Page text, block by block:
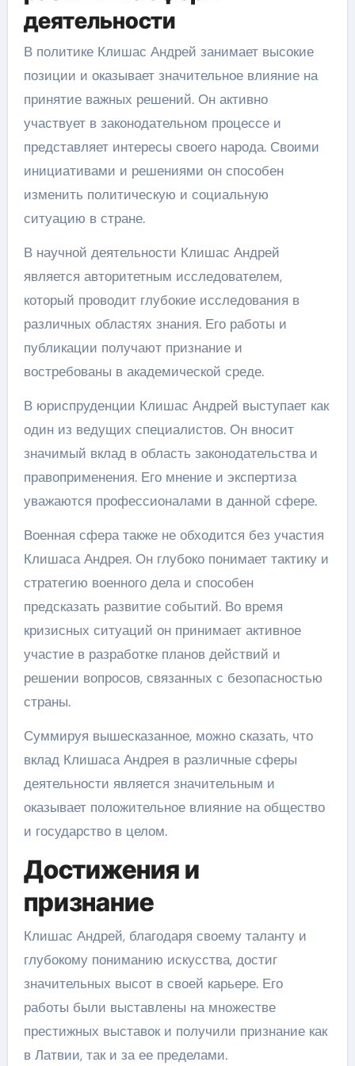
деятельности
В политике Клишас Андрей занимает высокие
позиции и оказывает значительное влияние на
принятие важных решений. Он активно
участвует в законодательном процессе и
представляет интересы своего народа. Своими
инициативами и решениями он способен
изменить политическую и социальную
ситуацию в стране.
В научной деятельности Клишас Андрей
является авторитетным исследователем,
который проводит глубокие исследования в
различных областях знания. Его работы и
публикации получают признание и
востребованы в академической среде.
В юриспруденции Клишас Андрей выступает как
один из ведущих специалистов. Он вносит
значимый вклад в область законодательства и
правоприменения. Его мнение и экспертиза
уважаются профессионалами в данной сфере.
Военная сфера также не обходится без участия
Клишаса Андрея. Он глубоко понимает тактику и
стратегию военного дела и способен
предсказать развитие событий. Во время
кризисных ситуаций он принимает активное
участие в разработке планов действий и
решении вопросов, связанных с безопасностью
страны.
Суммируя вышесказанное, можно сказать, что
вклад Клишаса Андрея в различные сферы
деятельности является значительным и
оказывает положительное влияние на общество
и государство в целом.
Достижения и
признание
Клишас Андрей, благодаря своему таланту и
глубокому пониманию искусства, достиг
значительных высот в своей карьере. Его
работы были выставлены на множестве
престижных выставок и получили признание как
в Латвии, так и за ее пределами.